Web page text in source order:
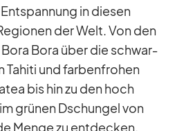
in die­sen
der Welt. Von den
Bora über die schwar­
Ta­hiti und far­ben­fro­hen
bis hin zu den hoch
grü­nen Dschun­gel von
Menge zu ent­de­cken.